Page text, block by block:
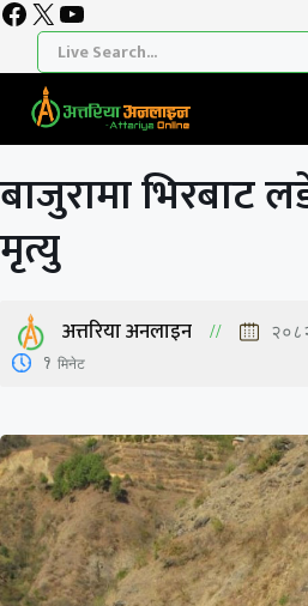
Skip
content
Facebook
X YouTube
बाजुरामा भिरबाट
मृत्यु
अत्तरिया अनलाइन
1 मिनेट